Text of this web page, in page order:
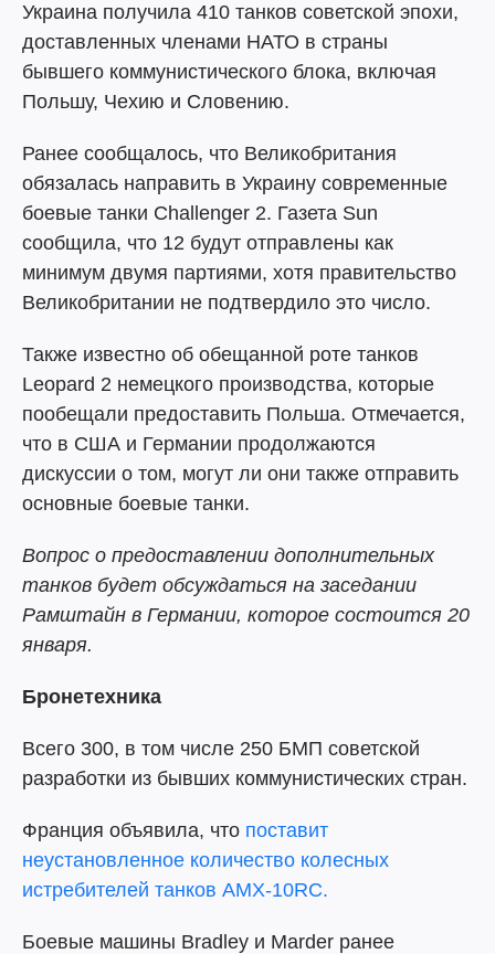
Украина получила 410 танков советской эпохи,
доставленных членами НАТО в страны
бывшего коммунистического блока, включая
Польшу, Чехию и Словению.
Ранее сообщалось, что Великобритания
обязалась направить в Украину современные
боевые танки Challenger 2. Газета Sun
сообщила, что 12 будут отправлены как
минимум двумя партиями, хотя правительство
Великобритании не подтвердило это число.
Также известно об обещанной роте танков
Leopard 2 немецкого производства, которые
пообещали предоставить Польша. Отмечается,
что в США и Германии продолжаются
дискуссии о том, могут ли они также отправить
основные боевые танки.
Вопрос о предоставлении дополнительных
танков будет обсуждаться на заседании
Рамштайн в Германии, которое состоится 20
января.
Бронетехника
Всего 300, в том числе 250 БМП советской
разработки из бывших коммунистических стран.
Франция объявила, что поставит
неустановленное количество колесных
истребителей танков AMX-10RC.
Боевые машины Bradley и Marder ранее